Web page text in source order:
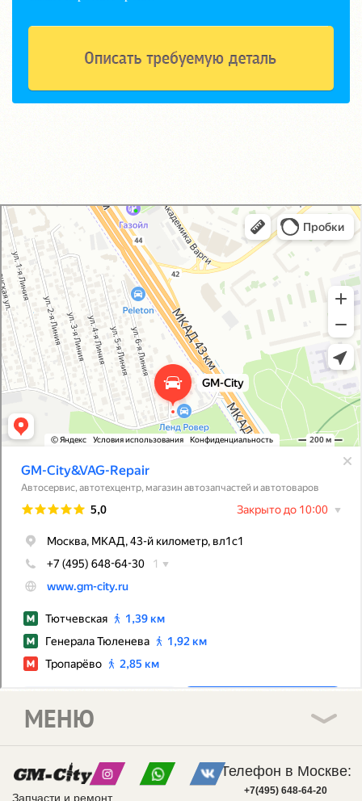
GM-City&VAG-Repair
Автосервис, автотехцентр в Москве
Магазин автозапчастей и автотоваров в Москве
Запчасти и ремонт
МЕНЮ
Телефон в Москве:
+7(495) 648-64-20